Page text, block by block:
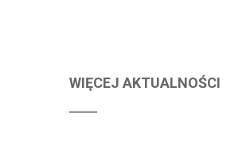
WIĘCEJ AKTUALNOŚCI